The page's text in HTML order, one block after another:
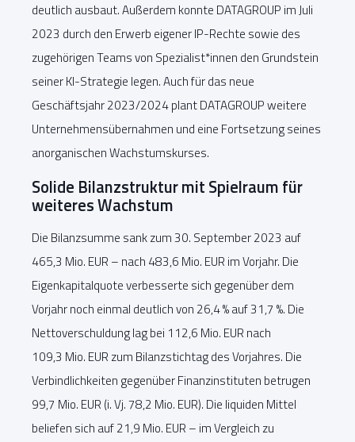
deutlich ausbaut. Außerdem konnte DATAGROUP im Juli
2023 durch den Erwerb eigener IP-Rechte sowie des
zugehörigen Teams von Spezialist*innen den Grundstein
seiner KI-Strategie legen. Auch für das neue
Geschäftsjahr 2023/2024 plant DATAGROUP weitere
Unternehmensübernahmen und eine Fortsetzung seines
anorganischen Wachstumskurses.
Solide Bilanzstruktur mit Spielraum für
weiteres Wachstum
Die Bilanzsumme sank zum 30. September 2023 auf
465,3 Mio. EUR – nach 483,6 Mio. EUR im Vorjahr. Die
Eigenkapitalquote verbesserte sich gegenüber dem
Vorjahr noch einmal deutlich von 26,4 % auf 31,7 %. Die
Nettoverschuldung lag bei 112,6 Mio. EUR nach
109,3 Mio. EUR zum Bilanzstichtag des Vorjahres. Die
Verbindlichkeiten gegenüber Finanzinstituten betrugen
99,7 Mio. EUR (i. Vj. 78,2 Mio. EUR). Die liquiden Mittel
beliefen sich auf 21,9 Mio. EUR – im Vergleich zu